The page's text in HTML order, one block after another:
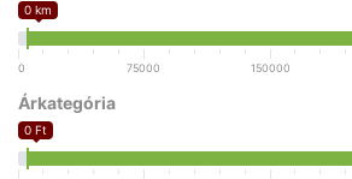
0 km
0 75000 150000
Árkategória
0 Ft